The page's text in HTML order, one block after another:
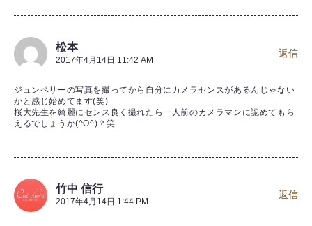
松本
2017年4月14日 11:42 AM
ジュンベリーの写真を撮ってから自分にカメラセンスがあるんじゃない
かと感じ始めてます(笑)
桜大先生を綺麗にセンス良く撮れたら一人前のカメラマンに認めてもら
えるでしょうか(^O^)？笑
返信
竹中 信行
2017年4月14日 1:44 PM
返信